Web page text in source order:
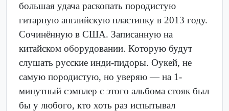
большая удача раскопать породистую
гитарную английскую пластинку в 2013 году.
Сочинённую в США. Записанную на
китайском оборудовании. Которую будут
слушать русские инди-пидоры. Оукей, не
самую породистую, но уверяю — на 1-
минутный сэмплер с этого альбома стояк был
бы у любого, кто хоть раз испытывал